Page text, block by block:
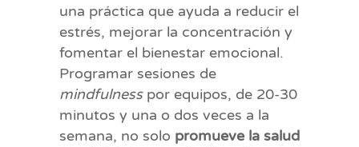
una práctica que ayuda a reducir el
estrés, mejorar la concentración y
fomentar el bienestar emocional.
Programar sesiones de
mindfulnesspor equipos, de 20-30
minutos y una o dos veces a la
semana, no solo promueve la salud